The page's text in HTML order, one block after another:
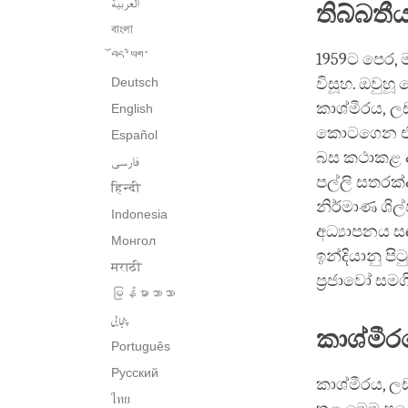
العربية
বাংলা
བོད་ཡིག་
Deutsch
English
Español
فارسی
हिन्दी
Indonesia
Монгол
मराठी
မြန်မာဘာသာ
پنجابی
Português
Русский
ไทย
1959ට
විසූහ. ඔවුහූ
කාශ්මීරය,
කොටගෙන
බස කථාකළ
පල්ලි
නිර්මාණ
අධ්‍යාපනය
ඉන්දියානු
ප්‍රජාවෝ
කාශ්මීරය,